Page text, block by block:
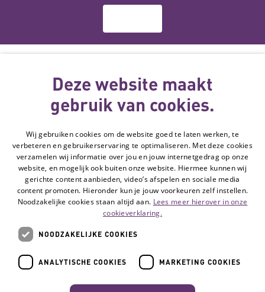
wordt gemaakt
met subsidie
van
Volg de Hulpmiddelenwijzer: Ga naar de
Veelgestelde vragen
Contact
Disclaimer
Deze website maakt
gebruik van cookies.
Wij gebruiken cookies om de website goed te laten werken, te
verbeteren en gebruikerservaring te optimaliseren. Met deze cookies
verzamelen wij informatie over jou en jouw internetgedrag op onze
website, en mogelijk ook buiten onze website. Hiermee kunnen wij
gerichte content aanbieden, video’s afspelen en sociale media
content promoten. Hieronder kun je jouw voorkeuren zelf instellen.
Noodzakelijke cookies staan altijd aan. Lees meer hierover in onze
cookieverklaring.
NOODZAKELIJKE COOKIES
ANALYTISCHE COOKIES MARKETING COOKIES